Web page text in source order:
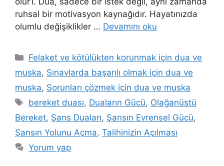
ruhsal bir motivasyon kaynağıdır. Hayatınızda
olumlu değişiklikler … Devamını oku
Felaket ve kötülükten korunmak için dua ve
muska, Sınavlarda başarılı olmak için dua ve
muska, Sorunları çözmek için dua ve muska
bereket duası, Duaların Gücü, Olağanüstü
Bereket, Şans Duaları, Şansın Evrensel Gücü,
Şansın Yolunu Açma, Talihinizin Açılması
Yorum yap